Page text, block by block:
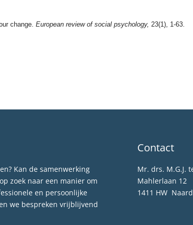
change.European review of social psychology, 23(1), 1-63.
Kan de samenwerking
zoek naar een manier om
en persoonlijke
we bespreken vrijblijvend
Contact
Mr. drs. M.G.J.
Mahlerlaan 12
1411 HW